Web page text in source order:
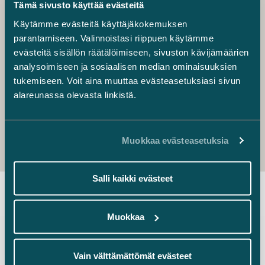
Tämä sivusto käyttää evästeitä
Käytämme evästeitä käyttäjäkokemuksen
parantamiseen. Valinnoistasi riippuen käytämme
evästeitä sisällön räätälöimiseen, sivuston kävijämäärien
analysoimiseen ja sosiaalisen median ominaisuuksien
tukemiseen. Voit aina muuttaa evästeasetuksiasi sivun
alareunassa olevasta linkistä.
Muokkaa evästeasetuksia
Salli kaikki evästeet
Muokkaa
Vain välttämättömät evästeet
Janne Juusela
+358 40 772 3408
janne.juusela@castren.fi
Mikko Alakare
osakas
+358 50 592 3112
Uusimmat uutiset